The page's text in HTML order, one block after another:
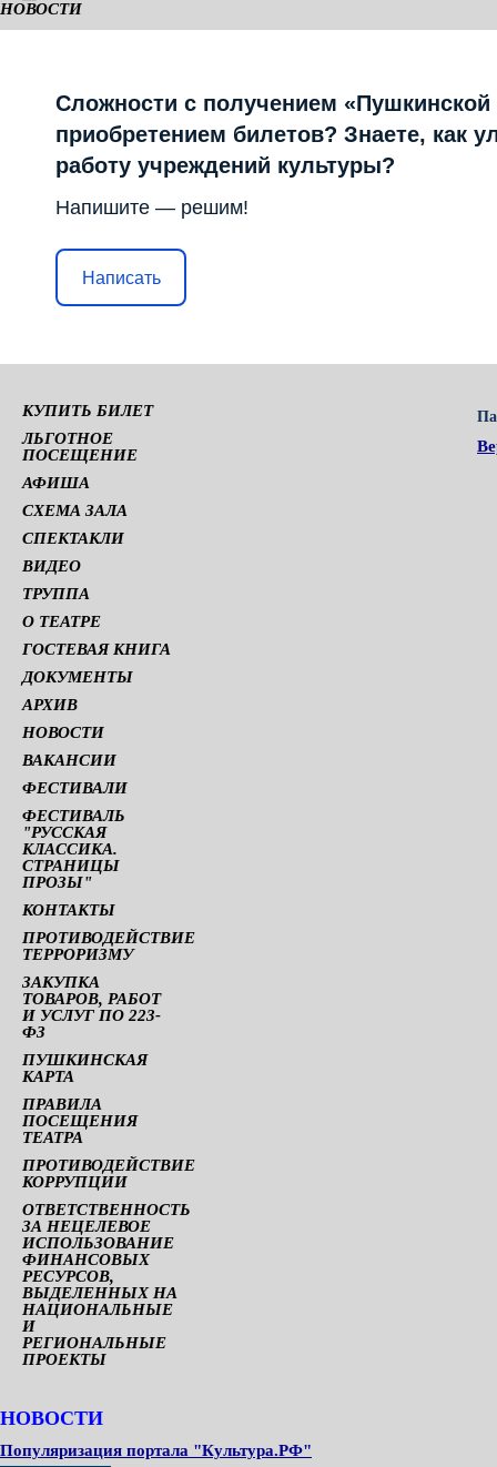
НОВОСТИ
Сложности с получением «Пушкинской
приобретением билетов? Знаете, как
работу учреждений культуры?
Напишите — решим!
Написать
КУПИТЬ БИЛЕТ
ЛЬГОТНОЕ
ПОСЕЩЕНИЕ
АФИША
СХЕМА ЗАЛА
СПЕКТАКЛИ
ВИДЕО
ТРУППА
О ТЕАТРЕ
ГОСТЕВАЯ КНИГА
ДОКУМЕНТЫ
АРХИВ
НОВОСТИ
ВАКАНСИИ
ФЕСТИВАЛИ
ФЕСТИВАЛЬ
"РУССКАЯ
КЛАССИКА.
СТРАНИЦЫ
ПРОЗЫ"
КОНТАКТЫ
ПРОТИВОДЕЙСТВИЕ
ТЕРРОРИЗМУ
ЗАКУПКА
ТОВАРОВ, РАБОТ
И УСЛУГ ПО 223-
ФЗ
ПУШКИНСКАЯ
КАРТА
ПРАВИЛА
ПОСЕЩЕНИЯ
ТЕАТРА
ПРОТИВОДЕЙСТВИЕ
КОРРУПЦИИ
ОТВЕТСТВЕННОСТЬ
ЗА НЕЦЕЛЕВОЕ
ИСПОЛЬЗОВАНИЕ
ФИНАНСОВЫХ
РЕСУРСОВ,
ВЫДЕЛЕННЫХ НА
НАЦИОНАЛЬНЫЕ
И
РЕГИОНАЛЬНЫЕ
ПРОЕКТЫ
НОВОСТИ
Популяризация портала "Культура.РФ"